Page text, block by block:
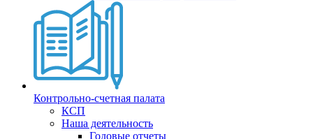
Контрольно-счетная палата
КСП
Наша деятельность
Годовые отчеты